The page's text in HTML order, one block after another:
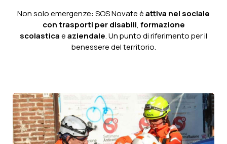
Non solo emergenze: SOS Novate èattiva nel sociale
con trasporti per disabili, formazione
scolasticaeaziendale. Un punto di riferimento per il
benessere del territorio.